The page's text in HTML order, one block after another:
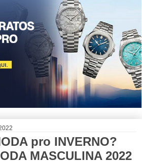
pro INVERNO?
MASCULINA 2022